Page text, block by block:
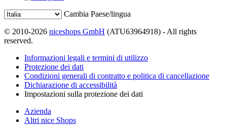
Cambia Paese/lingua
© 2010-2026 niceshops GmbH (ATU63964918) - All rights
reserved.
Informazioni legali e termini di utilizzo
Protezione dei dati
Condizioni generali di contratto e politica di cancellazione
Dichiarazione di accessibilità
Impostazioni sulla protezione dei dati
Azienda
Altri nice Shops